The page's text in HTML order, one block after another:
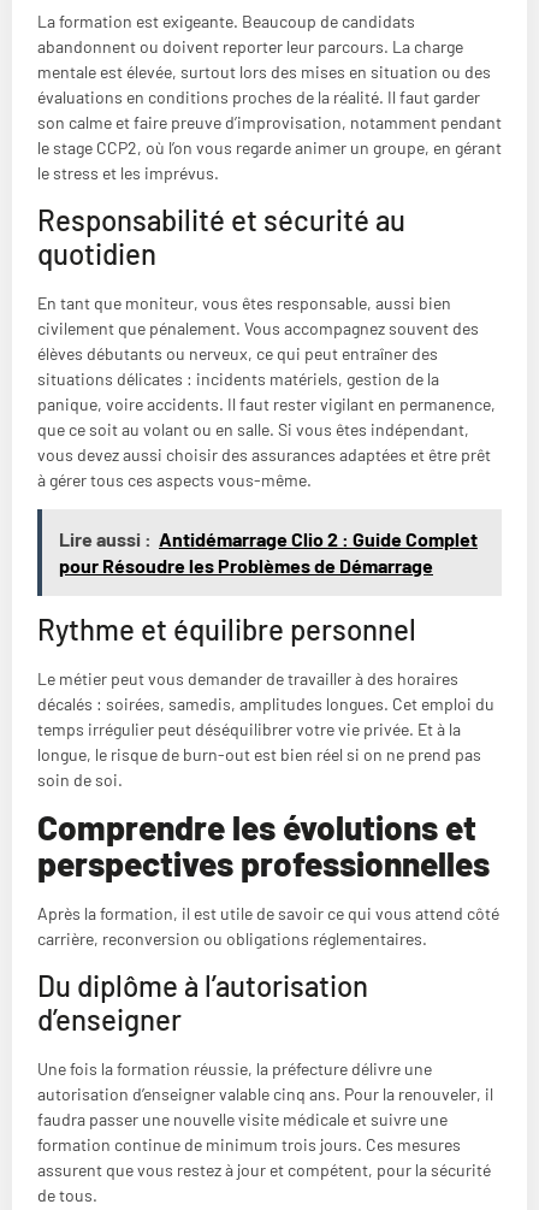
La formation est exigeante. Beaucoup de candidats
abandonnent ou doivent reporter leur parcours. La charge
mentale est élevée, surtout lors des mises en situation ou des
évaluations en conditions proches de la réalité. Il faut garder
son calme et faire preuve d’improvisation, notamment pendant
le stage CCP2, où l’on vous regarde animer un groupe, en gérant
le stress et les imprévus.
Responsabilité et sécurité au
quotidien
En tant que moniteur, vous êtes responsable, aussi bien
civilement que pénalement. Vous accompagnez souvent des
élèves débutants ou nerveux, ce qui peut entraîner des
situations délicates : incidents matériels, gestion de la
panique, voire accidents. Il faut rester vigilant en permanence,
que ce soit au volant ou en salle. Si vous êtes indépendant,
vous devez aussi choisir des assurances adaptées et être prêt
à gérer tous ces aspects vous-même.
Lire aussi : Antidémarrage Clio 2 : Guide Complet
pour Résoudre les Problèmes de Démarrage
Rythme et équilibre personnel
Le métier peut vous demander de travailler à des horaires
décalés : soirées, samedis, amplitudes longues. Cet emploi du
temps irrégulier peut déséquilibrer votre vie privée. Et à la
longue, le risque de burn-out est bien réel si on ne prend pas
soin de soi.
Comprendre les évolutions et
perspectives professionnelles
Après la formation, il est utile de savoir ce qui vous attend côté
carrière, reconversion ou obligations réglementaires.
Du diplôme à l’autorisation
d’enseigner
Une fois la formation réussie, la préfecture délivre une
autorisation d’enseigner valable cinq ans. Pour la renouveler, il
faudra passer une nouvelle visite médicale et suivre une
formation continue de minimum trois jours. Ces mesures
assurent que vous restez à jour et compétent, pour la sécurité
de tous.